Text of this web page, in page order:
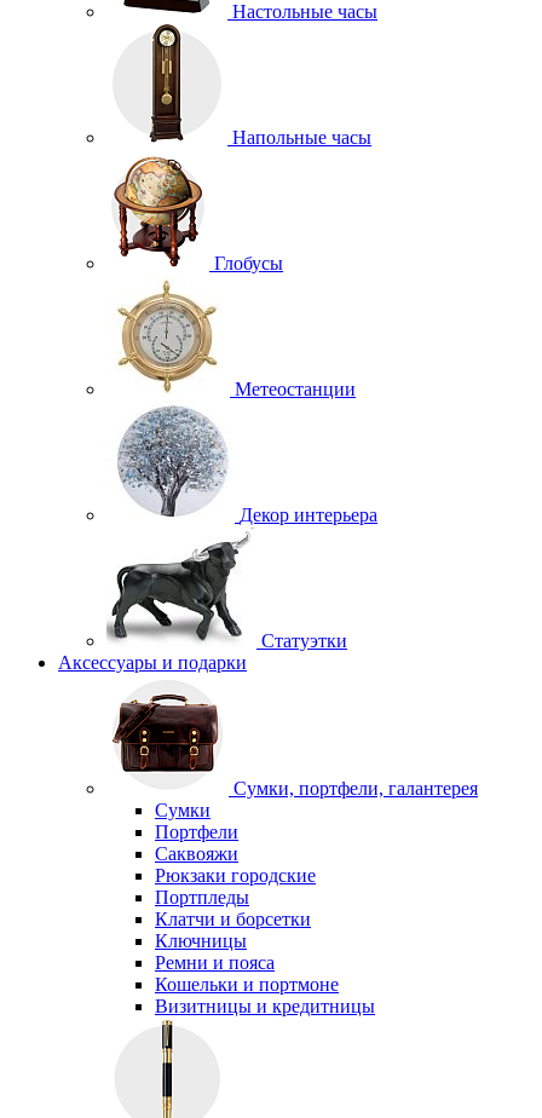
Настольные часы
Напольные часы
Глобусы
Метеостанции
Декор интерьера
Статуэтки
Аксессуары и подарки
Сумки, портфели, галантерея
Сумки
Портфели
Саквояжи
Рюкзаки городские
Портпледы
Клатчи и борсетки
Ключницы
Ремни и пояса
Кошельки и портмоне
Визитницы и кредитницы